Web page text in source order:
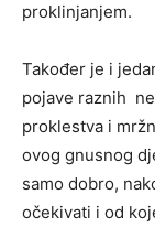
proklinjanjem.
Također je i
pojave raznih
proklestva i
ovog gnusnog
samo dobro,
očekivati i od